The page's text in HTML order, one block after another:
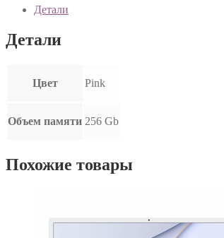
Детали
Детали
Цвет Pink
Объем памяти 256 Gb
Похожие товары